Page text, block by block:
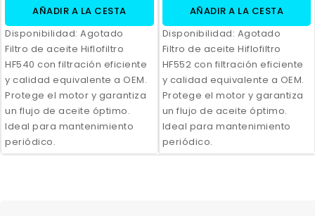
AÑADIR A LA CESTA
Disponibilidad: Agotado
Filtro de aceite Hiflofiltro
HF540 con filtración eficiente
y calidad equivalente a OEM.
Protege el motor y garantiza
un flujo de aceite óptimo.
Ideal para mantenimiento
periódico.
AÑADIR A LA CESTA
Disponibilidad: Agotado
Filtro de aceite Hiflofiltro
HF552 con filtración eficiente
y calidad equivalente a OEM.
Protege el motor y garantiza
un flujo de aceite óptimo.
Ideal para mantenimiento
periódico.